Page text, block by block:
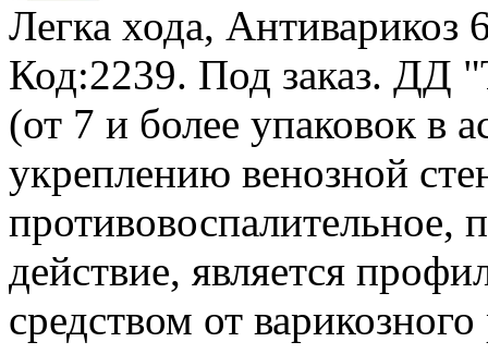
Легка хода, Антиварикоз
Код:2239. Под заказ. ДД
(от 7 и более упаковок в
укреплению венозной
противовоспалительное,
действие, является
средством от